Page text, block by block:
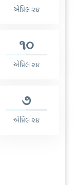
એપ્રિલ ૨૪
૧૦
એપ્રિલ ૨૪
૭
એપ્રિલ ૨૪